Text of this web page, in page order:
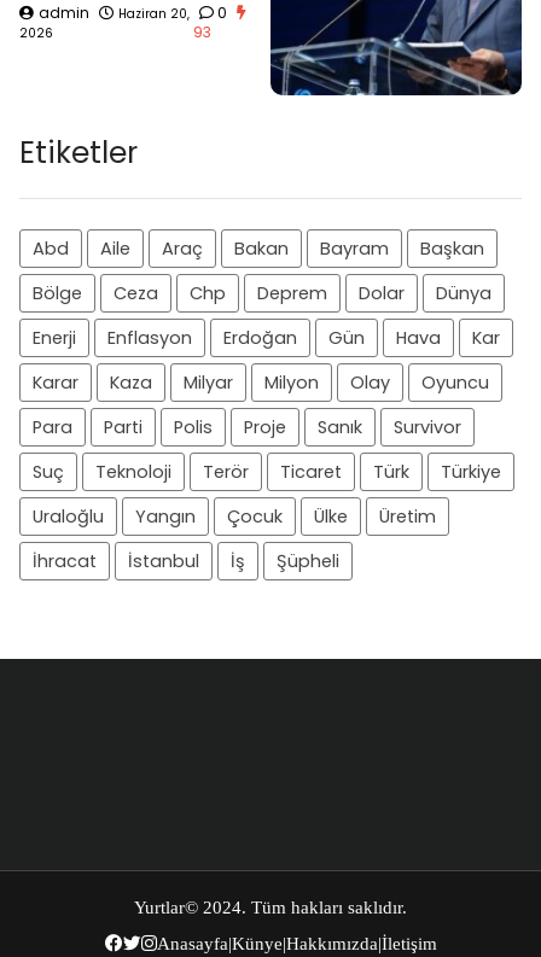
admin
Haziran 20,
2026
0
93
Etiketler
Abd Aile Araç Bakan Bayram
Başkan
Bölge
Ceza Chp Deprem Dolar
Dünya
Enerji
Enflasyon Erdoğan Gün Hava
Kar
Karar
Kaza Milyar Milyon Olay
Oyuncu
Para
Parti Polis Proje Sanık
Survivor
Suç
Teknoloji Terör Ticaret Türk
Türkiye
Uraloğlu
Yangın Çocuk Ülke
Üretim
İhracat
İstanbul İş Şüpheli
Yurtlar© 2024. Tüm hakları saklıdır.
Anasayfa|Künye|Hakkımızda|İletişim